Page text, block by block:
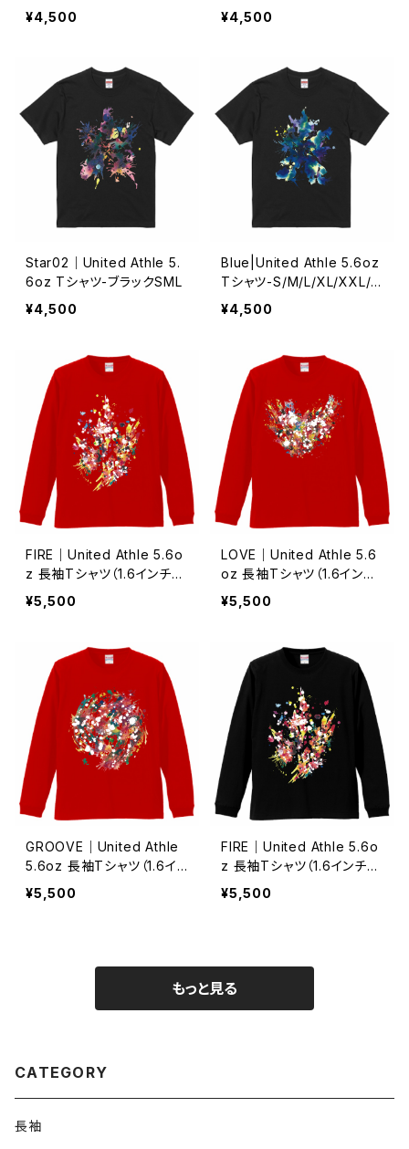
XXL/XXXL
¥4,500
L/XXL/XXXL
¥4,500
Star02｜United Athle 5.
6oz Tシャツ-ブラックSML
¥4,500
Blue|United Athle 5.6oz
Tシャツ-S/M/L/XL/XXL/X
XXL
¥4,500
FIRE｜United Athle 5.6o
z 長袖Tシャツ（1.6インチリ
ブ）-レッドS/M/L/XL/XXL
¥5,500
LOVE｜United Athle 5.6
oz 長袖Tシャツ（1.6インチ
リブ）-レッドS/M/L/XL/XXL
¥5,500
GROOVE｜United Athle
5.6oz 長袖Tシャツ（1.6イ
ンチリブ）-レッドS/M/L/XL/
XXL
¥5,500
FIRE｜United Athle 5.6o
z 長袖Tシャツ（1.6インチリ
ブ）-ブラック・S/M/L/XL/X
¥5,500
もっと見る
CATEGORY
長袖